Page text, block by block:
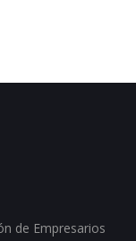
de Empresarios